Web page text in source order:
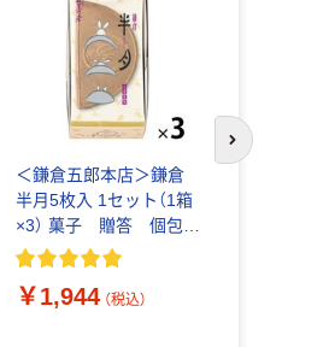
＜鎌倉五郎本店＞鎌倉
半月5枚入 1セット（1箱
×3） 菓子 贈答 個包
装 おやつ ギフト
気 お土産 定番
￥1,944 （税込）
次のスライド